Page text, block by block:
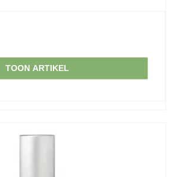
TOON ARTIKEL